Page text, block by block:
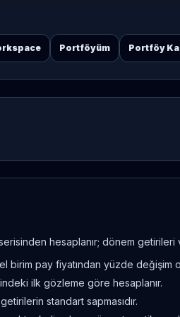
Portföyüm Portföy
hesaplanır; dönem
birim pay fiyatından yüzde değişim
ilk gözleme göre hesaplanır.
standart sapmasıdır.